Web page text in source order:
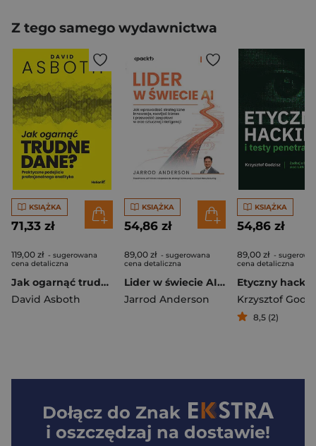
Z tego samego wydawnictwa
KSIĄŻKA
71,33 zł
119,00 zł - sugerowana
cena detaliczna
Jak ogarnąć trudne dane? Praktyczne podejście profesjonalnego analityka
David Asboth
KSIĄŻKA
54,86 zł
89,00 zł - sugerowana
cena detaliczna
Lider w świecie AI. Jak wprowadzać strategiczne innowacje, rozwijać biznes i przewodzić zespołowi w erze sztucznej inteligencji
Jarrod Anderson
KSIĄŻKA
54,86 zł
89,00 zł -
cena detaliczna
Krzysztof
8,5 (2)
Dołącz do Znak
i oszczędzaj na dostawie!